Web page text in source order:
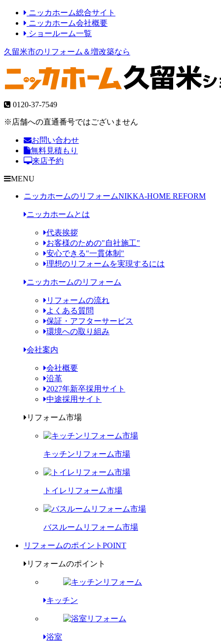
ニッカホーム総合サイト
ニッカホーム会社概要
ショールーム一覧
久留米市のリフォーム＆増改築なら
0120-37-7549
※店舗への直通番号ではございません
お問い合わせ
無料見積もり
来店予約
MENU
ニッカホームのリフォームNIKKA-HOME REFORM
ニッカホームとは
代表挨拶
お客様のための"自社施工"
安心できる"一貫体制"
理想のリフォームを実現するには
ニッカホームのリフォーム
リフォームの流れ
よくある質問
保証・アフターサービス
環境への取り組み
会社案内
会社概要
沿革
2027年新卒採用サイト
中途採用サイト
リフォーム市場
キッチンリフォーム市場
トイレリフォーム市場
バスルームリフォーム市場
リフォームのポイント POINT
リフォームのポイント
キッチン
浴室